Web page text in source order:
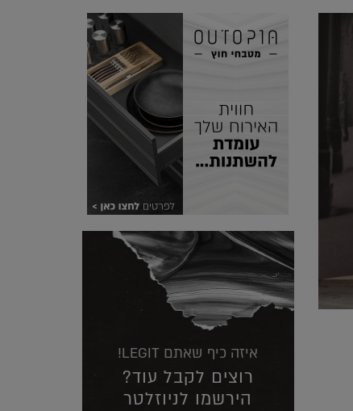
איזה כיף שאתם LEGIT!
רוצים לקבל עוד?
הירשמו לניוזלטר